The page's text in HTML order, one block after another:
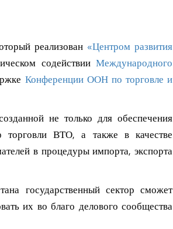
реализован «Центром развития
содействииМеждународного
Конференции ООН по торговле и
не только для обеспечения
торговли ВТО, а также в качестве
в процедуры импорта, экспорта
государственный сектор сможет
их во благо делового сообщества